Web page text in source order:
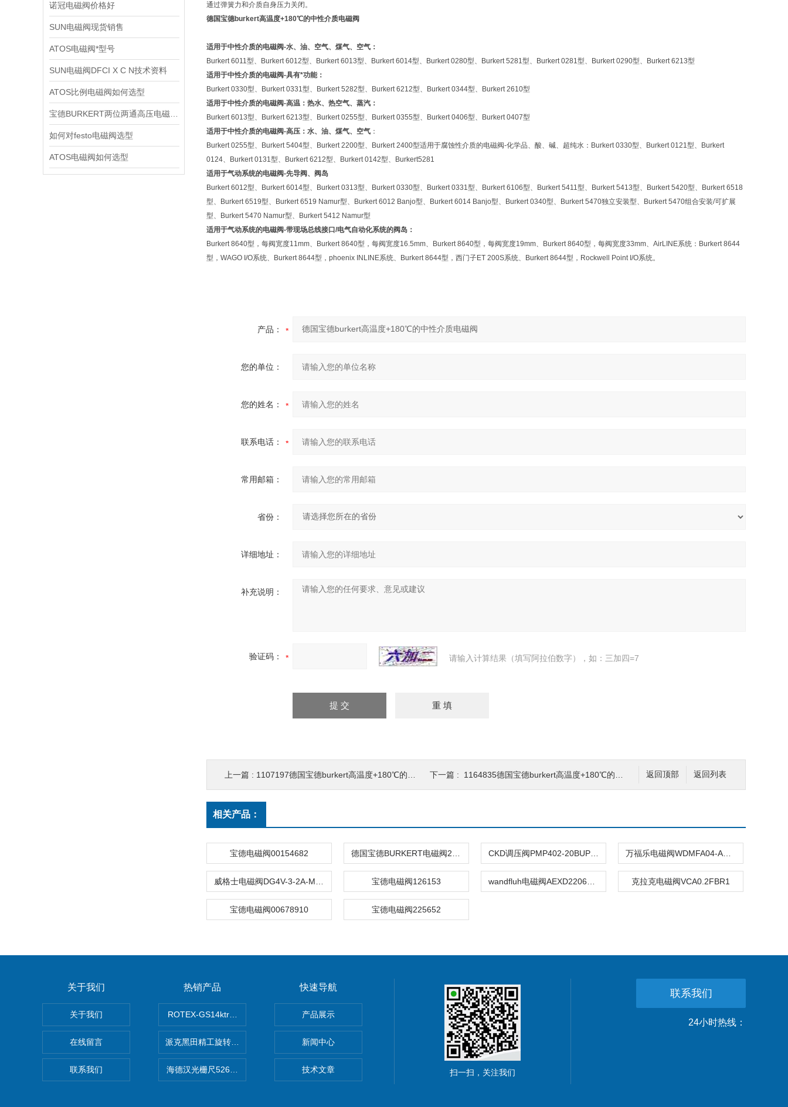
诺冠电磁阀价格好
SUN电磁阀现货销售
ATOS电磁阀*型号
SUN电磁阀DFCI X C N技术资料
ATOS比例电磁阀如何选型
如何对festo电磁阀选型
ATOS电磁阀如何选型
通过弹簧力和介质自身压力关闭。
德国宝德burkert高温度+180℃的中性介质电磁阀
适用于中性介质的电磁阀-水、油、空气、煤气、空气：
Burkert 6011型、Burkert 6012型、Burkert 6013型、Burkert 6014型、Burkert 0280型、Burkert 5281型、Burkert 0281型、Burkert 0290型、Burkert 6213型
适用于中性介质的电磁阀-具有*功能：
Burkert 0330型、Burkert 0331型、Burkert 5282型、Burkert 6212型、Burkert 0344型、Burkert 2610型
适用于中性介质的电磁阀-高温：热水、热空气、蒸汽：
Burkert 6013型、Burkert 6213型、Burkert 0255型、Burkert 0355型、Burkert 0406型、Burkert 0407型
适用于中性介质的电磁阀-高压： 水、油、煤气、空气 ：
Burkert 0255型、Burkert 5404型、Burkert 2200型、Burkert 2400型适用于腐蚀性介质的电磁阀-化学品、酸、碱、超纯水：Burkert 0330型、Burkert 0121型、Burkert
0124、Burkert 0131型、Burkert 6212型、Burkert 0142型、Burkert5281
适用于气动系统的电磁阀-先导阀、阀岛
Burkert 6012型、Burkert 6014型、Burkert 0313型、Burkert 0330型、Burkert 0331型、Burkert 6106型、Burkert 5411型、Burkert 5413型、Burkert 5420型、Burkert 6518
型、Burkert 6519型、Burkert 6519 Namur型、Burkert 6012 Banjo型、Burkert 6014 Banjo型、Burkert 0340型、Burkert 5470独立安装型、Burkert 5470组合安装/可扩展
型、Burkert 5470 Namur型、Burkert 5412 Namur型
适用于气动系统的电磁阀-带现场总线接口/电气自动化系统的阀岛：
Burkert 8640型，每阀宽度11mm、Burkert 8640型，每阀宽度16.5mm、Burkert 8640型，每阀宽度19mm、Burkert 8640型，每阀宽度33mm、AirLINE系统：Burkert 8644
型，WAGO I/O系统、Burkert 8644型，phoenix INLINE系统、Burkert 8644型，西门子ET 200S系统、Burkert 8644型，Rockwell Point I/O系统。
产品：
您的单位：
您的姓名：
联系电话：
常用邮箱：
省份：
详细地址：
补充说明：
验证码： 请输入计算结果（填写阿拉伯数字），如：三加四=7
返回列表
返回顶部
上一篇 : 1107197德国宝德burkert高温度+180℃的中性介质电磁阀 下一篇 : 1164835德国宝德burkert高温度+180℃的中性介质电磁阀
相关产品：
宝德电磁阀00154682
宝德电磁阀126153 克拉克电磁阀VCA0.2FBR1
宝德电磁阀00678910 宝德电磁阀225652
关于我们
关于我们
在线留言
联系我们
热销产品
ROTEX-GS14ktr梅花连轴器rotex14
派克黑田精工旋转气缸PRN50D-90-45
海德汉光栅尺526974-09
快速导航
产品展示
新闻中心
技术文章 扫一扫，关注我们
联系我们
24小时热线：